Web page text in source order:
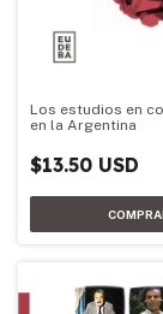
Los estudios en
en la Argentina
$13.50 USD